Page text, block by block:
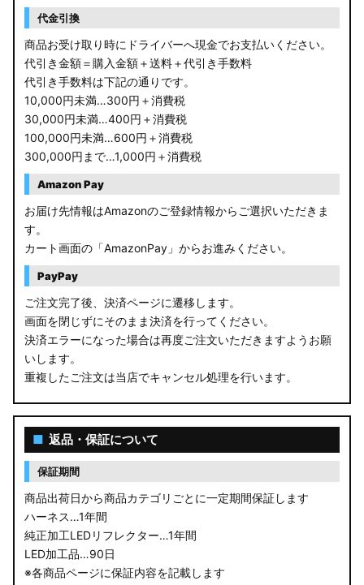
RP6/7 ステップワゴン
RP1/2 RP3/4 ステップワゴン/スパーダ
RK5/6 ステップワゴンスパーダ
RC1/2 オデッセイ
GB5〜8 フリード
GR フィット
GP5/6 GK3〜6 フィット
MK53S スペーシアカスタム
MA37S/MA27S ソリオ / ソリオ バンディット
MA26S/MA36S ソリオ
ZC33S スイフトスポーツ
LA650S タントカスタム
LA600S タントカスタム
LA150S ムーヴカスタム
LA700S ウェイク
GN0W アウトランダー
代金引換
商品お受け取り時にドライバーへ現金でお支払いください。
代引き金額＝購入金額＋送料＋代引き手数料
代引き手数料は下記の通りです。
10,000円未満…300円＋消費税
30,000円未満…400円＋消費税
100,000円未満…600円＋消費税
300,000円まで…1,000円＋消費税
Amazon Pay
お届け先情報はAmazonのご登録情報からご選択いただきま
す。
カート画面の「AmazonPay」からお進みください。
PayPay
ご注文完了後、決済ページに遷移します。
画面を閉じずにそのまま決済を行ってください。
決済エラーになった場合は再度ご注文いただきますようお願
いします。
重複したご注文は当店でキャンセル処理を行います。
■ 返品・保証について
保証期間
商品出荷日から商品カテゴリごとに一定期間保証します
ハーネス…1年間
純正加工LEDリフレクター…1年間
LED加工品…90日
※各商品ページに保証内容を記載します